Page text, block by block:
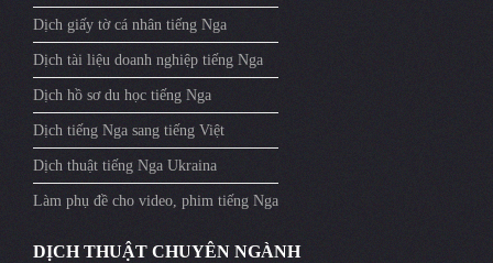
Dịch giấy tờ cá nhân tiếng Nga
Dịch tài liệu doanh nghiệp tiếng Nga
Dịch hồ sơ du học tiếng Nga
Dịch tiếng Nga sang tiếng Việt
Dịch thuật tiếng Nga Ukraina
Làm phụ đề cho video, phim tiếng Nga
DỊCH THUẬT CHUYÊN NGÀNH